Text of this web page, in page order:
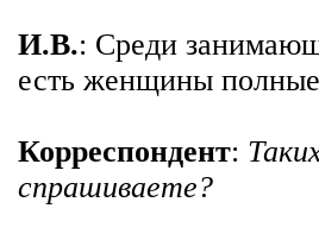
И.В.: Среди
есть женщины
Корреспондент:
спрашиваете?